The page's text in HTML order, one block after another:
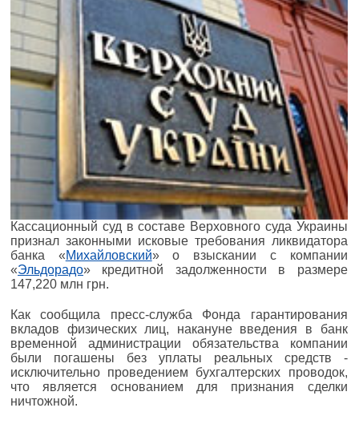
Кассационный суд в составе Верховного суда Украины
признал законными исковые требования ликвидатора
банка «Михайловский» о взыскании с компании
«Эльдорадо» кредитной задолженности в размере
147,220 млн грн.
Как сообщила пресс-служба Фонда гарантирования
вкладов физических лиц, накануне введения в банк
временной администрации обязательства компании
были погашены без уплаты реальных средств -
исключительно проведением бухгалтерских проводок,
что является основанием для признания сделки
ничтожной.